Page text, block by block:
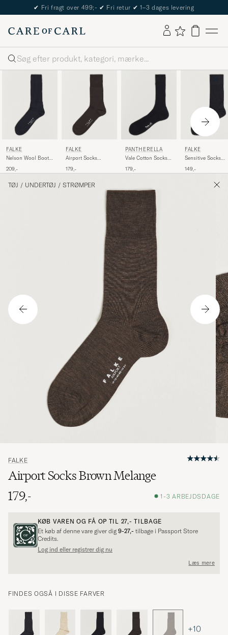
The Care of Carl Passport
Søg
FALKE
Nelson Wool Boot
209,-
FALKE
Airport Socks
179,-
PANTHERELLA
Vale Cotton Socks
179,-
FALKE
Sensitive Socks
149,-
TØJ / UNDERTØJ / STRØMPER
FALKE
Airport Socks Brown Melange
179,-
1-3 ARBEJDSDAGE
KØB VAREN OG FÅ OP TIL 27,- TILBAGE
Et køb af denne vare giver dig 9-27,- tilbage i Passport Store
Credits.
Log ind eller registrer dig nu
Læs mere
FINDES OGSÅ I DISSE FARVER
+10